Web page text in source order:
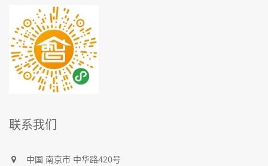
联系我们
中国 南京市 中华路420号